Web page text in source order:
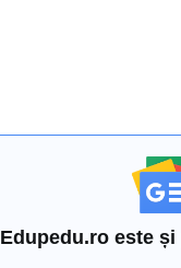
Edupedu.ro este